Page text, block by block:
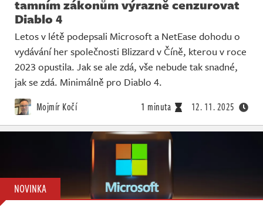
tamním zákonům výrazně cenzurovat
Diablo 4
Letos v létě podepsali Microsoft a NetEase dohodu o
vydávání her společnosti Blizzard v Číně, kterou v roce
2023 opustila. Jak se ale zdá, vše nebude tak snadné,
jak se zdá. Minimálně pro Diablo 4.
Mojmír Kočí 1 minuta 12. 11. 2025
NOVINKA